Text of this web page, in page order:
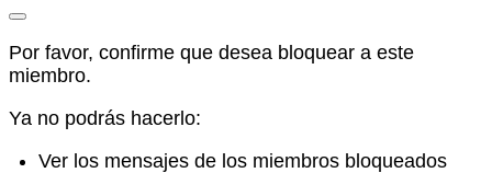
Por favor, confirme que desea bloquear a este
miembro.
Ya no podrás hacerlo:
Ver los mensajes de los miembros bloqueados